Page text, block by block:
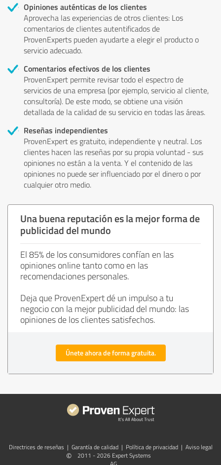
Opiniones auténticas de los clientes
Aprovecha las experiencias de otros clientes: Los
comentarios de clientes autentificados de
ProvenExperts pueden ayudarte a elegir el producto o
servicio adecuado.
Comentarios efectivos de los clientes
ProvenExpert permite revisar todo el espectro de
servicios de una empresa (por ejemplo, servicio al cliente,
consultoría). De este modo, se obtiene una visión
detallada de la calidad de su servicio en todas las áreas.
Reseñas independientes
ProvenExpert es gratuito, independiente y neutral. Los
clientes hacen las reseñas por su propia voluntad - sus
opiniones no están a la venta. Y el contenido de las
opiniones no puede ser influenciado por el dinero o por
cualquier otro medio.
Una buena reputación es la mejor forma de
publicidad del mundo
El 85% de los consumidores confían en las
opiniones online tanto como en las
recomendaciones personales.
Deja que ProvenExpert dé un impulso a tu
negocio con la mejor publicidad del mundo: las
opiniones de los clientes satisfechos.
Únete ahora de forma gratuita.
Directrices de reseñas | Garantía de calidad | Política de privacidad | Aviso legal
©
2011 - 2026 Expert Systems